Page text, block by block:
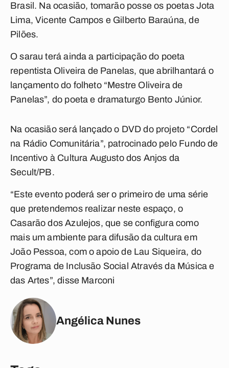
Brasil. Na ocasião, tomarão posse os poetas Jota
Lima, Vicente Campos e Gilberto Baraúna, de
Pilões.
O sarau terá ainda a participação do poeta
repentista Oliveira de Panelas, que abrilhantará o
lançamento do folheto “Mestre Oliveira de
Panelas”, do poeta e dramaturgo Bento Júnior.
Na ocasião será lançado o DVD do projeto “Cordel
na Rádio Comunitária”, patrocinado pelo Fundo de
Incentivo à Cultura Augusto dos Anjos da
Secult/PB.
“Este evento poderá ser o primeiro de uma série
que pretendemos realizar neste espaço, o
Casarão dos Azulejos, que se configura como
mais um ambiente para difusão da cultura em
João Pessoa, com o apoio de Lau Siqueira, do
Programa de Inclusão Social Através da Música e
das Artes”, disse Marconi
Angélica Nunes